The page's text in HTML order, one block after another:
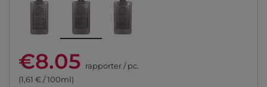
€8.05 rapporter/pc.
(1,61 € / 100ml)